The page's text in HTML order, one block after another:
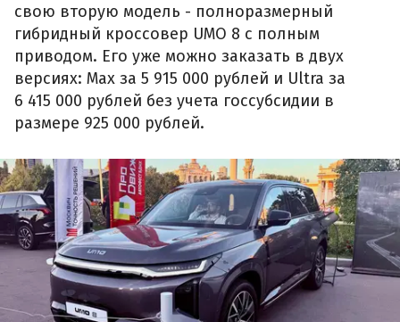
свою вторую модель - полноразмерный
гибридный кроссовер UMO 8 с полным
приводом. Его уже можно заказать в двух
версиях: Max за 5 915 000 рублей и Ultra за
6 415 000 рублей без учета госсубсидии в
размере 925 000 рублей.